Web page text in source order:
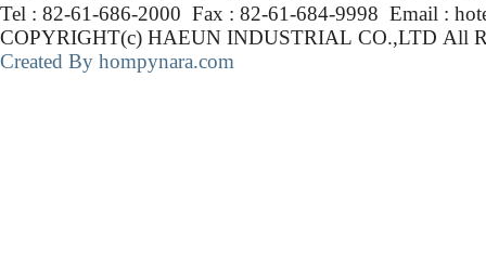
Tel : 82-61-686-2000 Fax : 82-61-684-9998 Email :
COPYRIGHT(c) HAEUN INDUSTRIAL CO.,LTD All
Created By hompynara.com